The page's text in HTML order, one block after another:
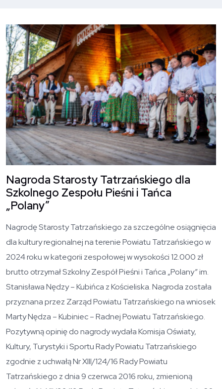
Nagroda Starosty Tatrzańskiego dla
Szkolnego Zespołu Pieśni i Tańca
„Polany”
Nagrodę Starosty Tatrzańskiego za szczególne osiągnięcia
dla kultury regionalnej na terenie Powiatu Tatrzańskiego w
2024 roku w kategorii zespołowej w wysokości 12.000 zł
brutto otrzymał Szkolny Zespół Pieśni i Tańca „Polany” im.
Stanisława Nędzy – Kubińca z Kościeliska. Nagroda została
przyznana przez Zarząd Powiatu Tatrzańskiego na wniosek
Marty Nędza – Kubiniec – Radnej Powiatu Tatrzańskiego.
Pozytywną opinię do nagrody wydała Komisja Oświaty,
Kultury, Turystyki i Sportu Rady Powiatu Tatrzańskiego
zgodnie z uchwałą Nr XIII/124/16 Rady Powiatu
Tatrzańskiego z dnia 9 czerwca 2016 roku, zmienioną